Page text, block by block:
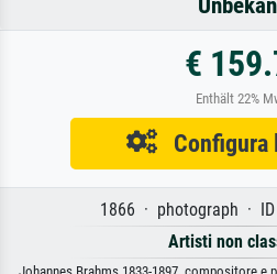
€
Enthält 22%
Configura
1866 · photograph ·
Artisti non